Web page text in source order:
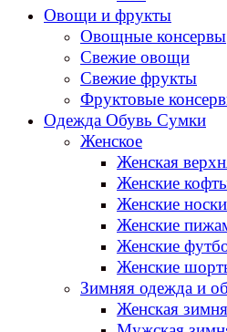
Овощи и фрукты
Овощные консервы
Свежие овощи
Свежие фрукты
Фруктовые
Одежда Обувь Сумки
Женское
Женская
Женские
Женские
Женские
Женские
Женские
Зимняя одежда и
Женская